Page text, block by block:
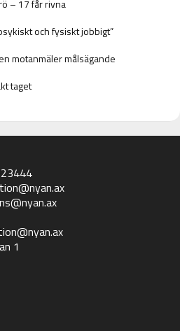
– 17 får rivna
och fysiskt jobbigt”
motanmäler målsägande
taget
1